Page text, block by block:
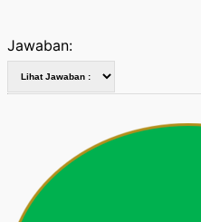
Jawaban: